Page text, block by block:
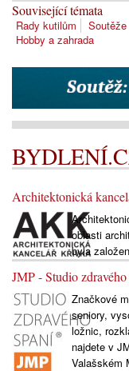
Související témata
Rady kutilům Soutěže
Hobby a zahrada
Architektonická
oblasti
byla
JMP - Studio
Značkové
seniory,
ložnic,
najdete v
Valašském